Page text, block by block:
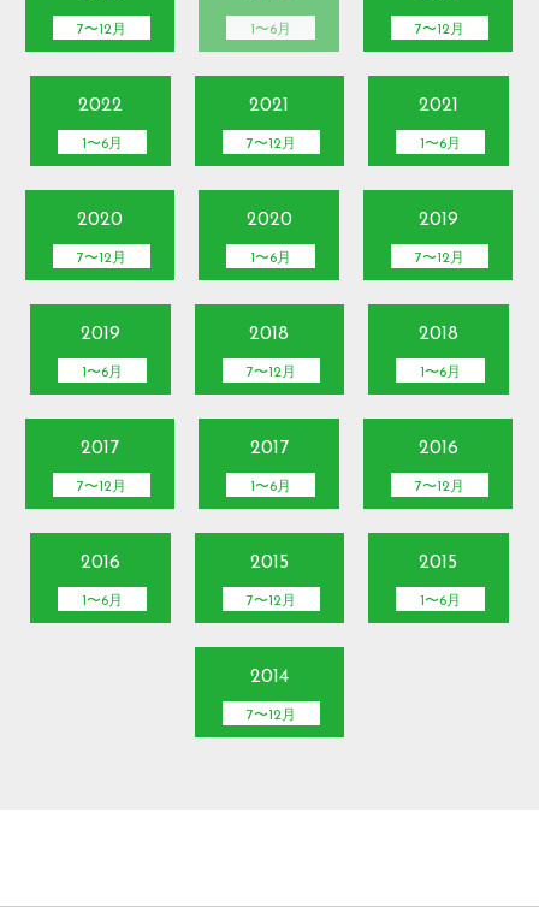
7〜12月 1〜6月 7〜12月
2022
1〜6月
2021
7〜12月
2021
1〜6月
2020
7〜12月
2020
1〜6月
2019
7〜12月
2019
1〜6月
2018
7〜12月
2018
1〜6月
2017
7〜12月
2017
1〜6月
2016
7〜12月
2016
1〜6月
2015
7〜12月
2015
1〜6月
2014
7〜12月